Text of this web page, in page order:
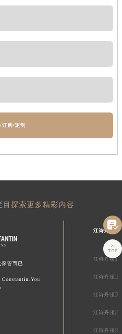
购/定制
目探索更多精彩内容
管而已
Constantin.You
江诗丹顿中
江诗丹顿北
江诗丹顿上
江诗丹顿天
江诗丹顿广
江诗丹顿深

